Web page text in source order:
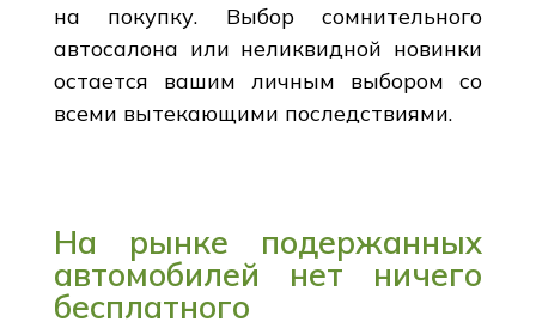
на покупку. Выбор сомнительного
автосалона или неликвидной новинки
остается вашим личным выбором со
всеми вытекающими последствиями.
На рынке подержанных
автомобилей нет ничего
бесплатного